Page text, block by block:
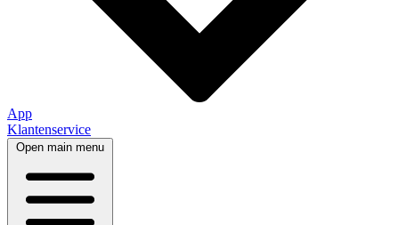
App
Klantenservice
Open main menu